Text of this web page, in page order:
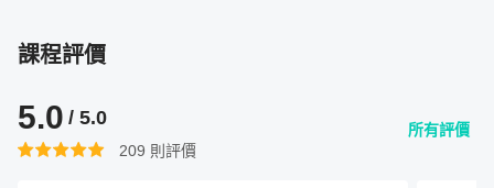
單元 10 - 10 個工作實戰任務：用英文溝通
課程評價
5.0 / 5.0
209 則評價
所有評價